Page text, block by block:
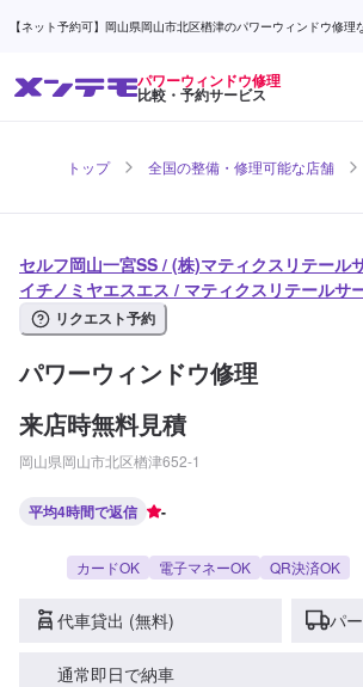
【ネット予約可】岡山県岡山市北区楢津のパワーウィンドウ修理
パワーウィンドウ修理
比較・予約サービス
トップ 全国の整備・修理可能な店舗
セルフ岡山一宮SS / (株)マティクスリテール
イチノミヤエスエス / マティクスリテールサ
リクエスト予約
パワーウィンドウ修理
来店時無料見積
岡山県岡山市北区楢津652-1
平均4時間で返信 -
カードOK 電子マネーOK QR決済OK
代車貸出 (無料) パ
通常即日で納車